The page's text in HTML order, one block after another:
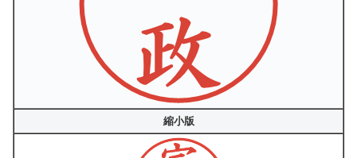
縮小版